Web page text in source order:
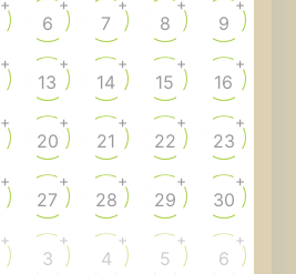
+
6
+
7
+
8
+
9
+
+
13
+
14
+
15
+
16
+
+
20
+
21
+
22
+
23
+
+
27
+
28
+
29
+
30
+
+
3
+
4
+
5
+
6
+